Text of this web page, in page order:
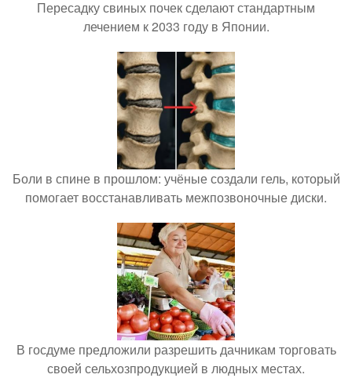
Пересадку свиных почек сделают стандартным
лечением к 2033 году в Японии.
Боли в спине в прошлом: учёные создали гель, который
помогает восстанавливать межпозвоночные диски.
В госдуме предложили разрешить дачникам торговать
своей сельхозпродукцией в людных местах.